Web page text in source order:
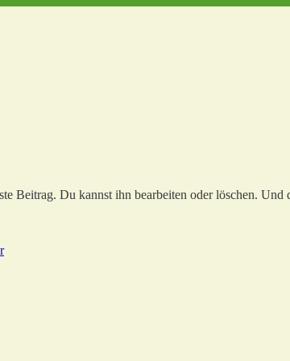
Beitrag. Du kannst ihn bearbeiten oder löschen. Und
Welt!